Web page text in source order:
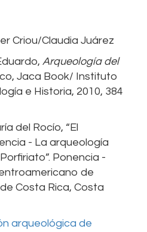
Criou/Claudia Juárez
Arqueología del
Jaca Book/ Instituto
e Historia, 2010, 384
del Rocío, “El
- La arqueología
Ponencia -
de
Costa Rica, Costa
arqueológica de